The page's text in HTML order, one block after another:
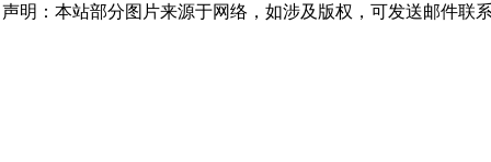
声明：本站部分图片来源于网络，如涉及版权，可发送邮件联